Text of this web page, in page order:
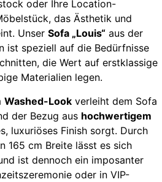
oder Ihre Location-
das Ästhetik und
Unser Sofa „Louis“ aus der
ist speziell auf die Bedürfnisse
die Wert auf erstklassige
Materialien legen.
Washed-Look verleiht dem Sofa
der Bezug aus hochwertigem
luxuriöses Finish sorgt. Durch
165 cm Breite lässt es sich
ist dennoch ein imposanter
oder in VIP-